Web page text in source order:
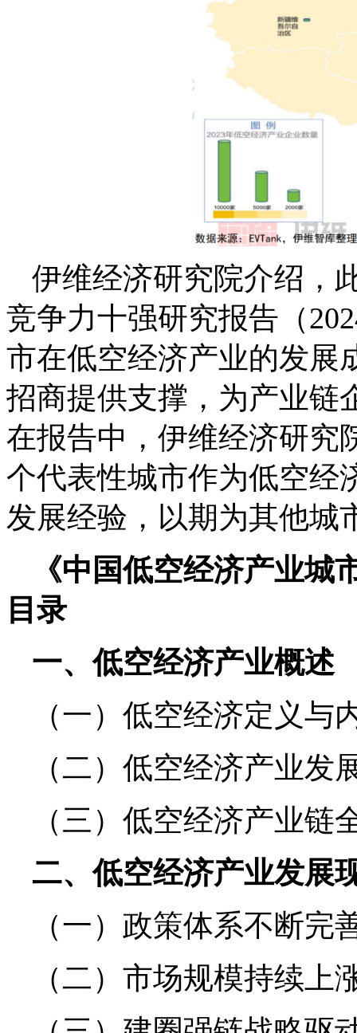
伊维经济研究院介绍，
竞争力十强研究报告（
市在低空经济产业的发展
招商提供支撑，为产业链
在报告中，伊维经济研究
个代表性城市作为低空经
发展经验，以期为其他城
《中国低空经济产业城
目录
一、低空经济产业概述
（一）低空经济定义与
（二）低空经济产业发
（三）低空经济产业链
二、低空经济产业发展
（一）政策体系不断完
（二）市场规模持续上